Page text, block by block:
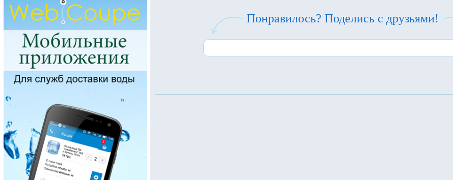
Понравилось? Поделись с друзьями!